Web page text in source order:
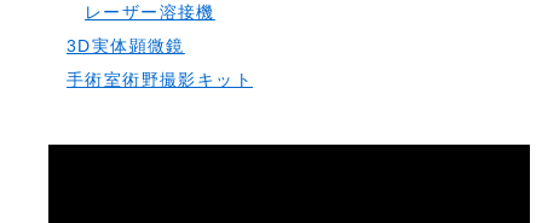
レーザー溶接機
3D実体顕微鏡
手術室術野撮影キット